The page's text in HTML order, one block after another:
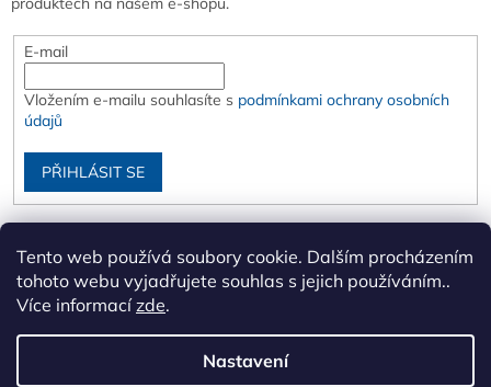
Tento web používá soubory cookie. Dalším procházením
tohoto webu vyjadřujete souhlas s jejich používáním..
Více informacízde.
Nastavení
E-mail
Vložením e-mailu souhlasíte s podmínkami ochrany osobních
údajů
PŘIHLÁSIT SE
Vytvořil Shoptet